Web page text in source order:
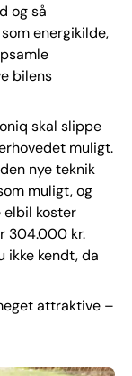
og så
energikilde,
bilens
skal slippe
muligt.
nye teknik
muligt, og
elbil koster
304.000 kr.
ikke kendt, da
attraktive –